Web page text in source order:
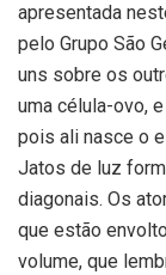
apresentada
pelo Grupo São
uns sobre os
uma célula-ovo,
pois ali nasce o
Jatos de luz
diagonais. Os
que estão
volume, que